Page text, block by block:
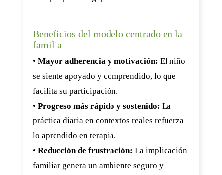
Beneficios del modelo centrado en la
familia
• Mayor adherencia y motivación: El niño
se siente apoyado y comprendido, lo que
facilita su participación.
• Progreso más rápido y sostenido: La
práctica diaria en contextos reales refuerza
lo aprendido en terapia.
• Reducción de frustración: La implicación
familiar genera un ambiente seguro y